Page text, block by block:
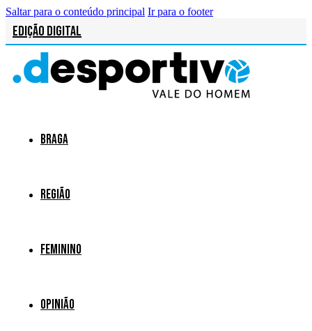
Saltar para o conteúdo principal Ir para o footer
Edição Digital
Braga
Região
Feminino
Opinião